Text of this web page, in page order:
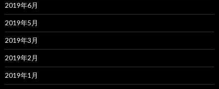
2019年6月
2019年5月
2019年3月
2019年2月
2019年1月